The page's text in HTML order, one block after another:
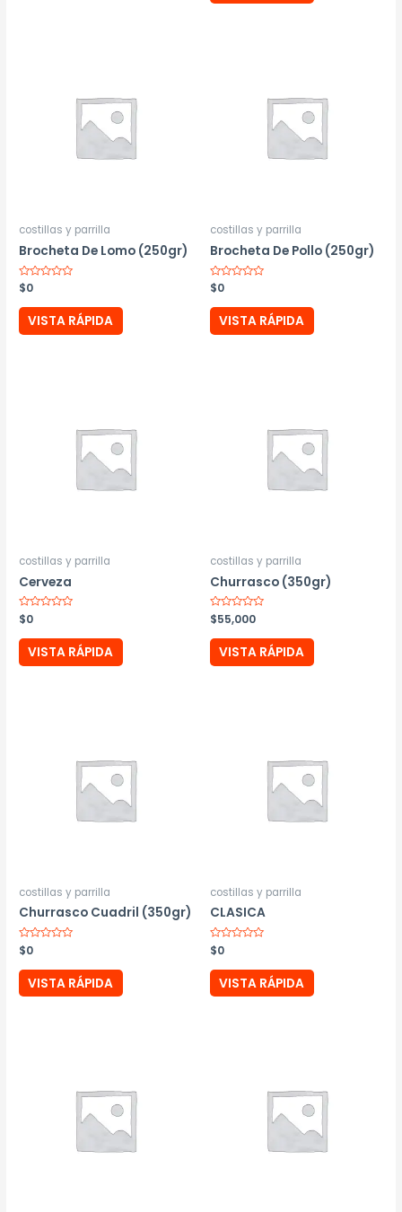
costillas y parrilla
Brocheta De Lomo (250gr)
Valorado
con
0
de
$0
VISTA RÁPIDA
costillas y parrilla
Brocheta De Pollo (250gr)
Valorado
con
0
de
$0
VISTA RÁPIDA
costillas y parrilla
Cerveza
Valorado
con
0
de
$0
VISTA RÁPIDA
costillas y parrilla
Churrasco (350gr)
Valorado
con
0
de
$55,000
VISTA RÁPIDA
costillas y parrilla
Churrasco Cuadril (350gr)
Valorado
con
0
de
$0
VISTA RÁPIDA
costillas y parrilla
CLASICA
Valorado
con
0
de
$0
VISTA RÁPIDA